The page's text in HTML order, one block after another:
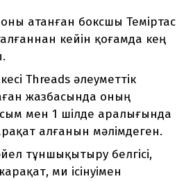
атанған боксшы Теміртас
кейін қоғамда кең
Threads әлеуметтік
жазбасында оның
мен 1 шілде аралығында
алғанын мәлімдеген.
тұншықытыру белгісі,
ми ісінуімен